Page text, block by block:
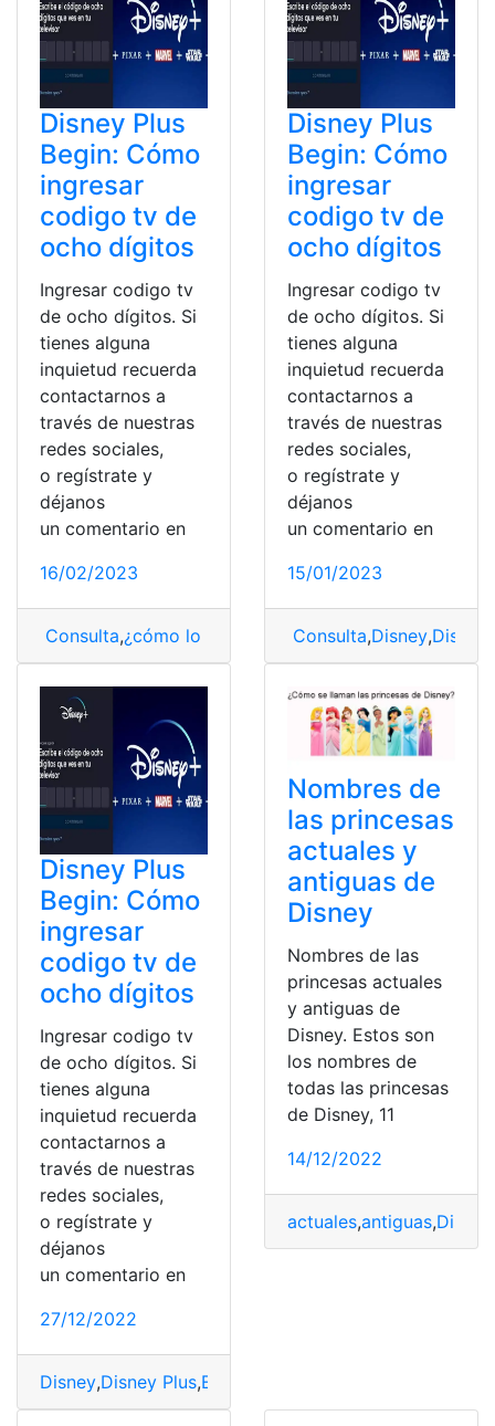
Disney Plus
Begin: Cómo
ingresar
codigo tv de
ocho dígitos
Ingresar codigo tv
de ocho dígitos. Si
tienes alguna
inquietud recuerda
contactarnos a
través de nuestras
redes sociales,
o regístrate y
déjanos
un comentario en
16/02/2023
Consulta,¿cómo lo hago? Disney,Disney Plus,Disney
Disney Plus
Begin: Cómo
ingresar
codigo tv de
ocho dígitos
Ingresar codigo tv
de ocho dígitos. Si
tienes alguna
inquietud recuerda
contactarnos a
través de nuestras
redes sociales,
o regístrate y
déjanos
un comentario en
15/01/2023
Consulta,Disney,Disney
Disney Plus
Begin: Cómo
ingresar
codigo tv de
ocho dígitos
Ingresar codigo tv
de ocho dígitos. Si
tienes alguna
inquietud recuerda
contactarnos a
través de nuestras
redes sociales,
o regístrate y
déjanos
un comentario en
27/12/2022
Disney,Disney Plus,Ecuador
Nombres de
las princesas
actuales y
antiguas de
Disney
Nombres de las
princesas actuales
y antiguas de
Disney. Estos son
los nombres de
todas las princesas
de Disney, 11
14/12/2022
actuales,antiguas,Disney